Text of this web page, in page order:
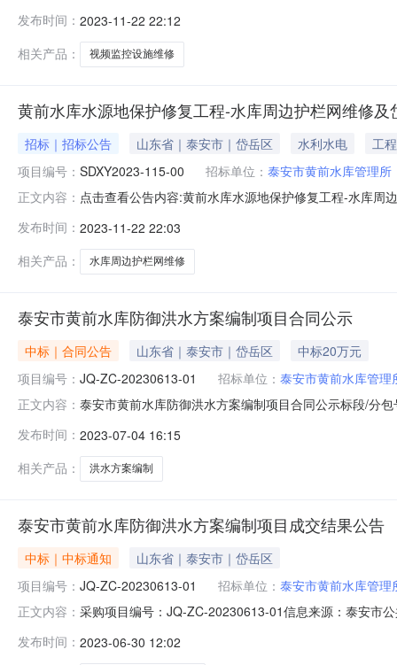
其他资金15万元，招标人为泰安市黄前水库管理所。本
称：黄前水库
发布时间： 2023-11-22 22:12
相关产品：
视频监控设施维修
黄前水库水源地保护修复工程-水库周边护栏网维修
招标｜招标公告 山东省｜泰安市｜岱岳区 水利水电
工程
项目编号： SDXY2023-115-00 招标单位： 泰安市黄前水库管理所
正文内容： 点击查看公告内容:黄前水库水源地保护修复工程-水库周
道防护栏安装已由项目审批/核准/备案机关批准，项目资
目概况和招标范
发布时间： 2023-11-22 22:03
相关产品：
水库周边护栏网维修
泰安市黄前水库防御洪水方案编制项目合同公示
中标｜合同公告 山东省｜泰安市｜岱岳区
中标20万元
项目编号： JQ-ZC-20230613-01 招标单位： 泰安市黄前水库管理
正文内容： 泰安市黄前水库防御洪水方案编制项目合同公示标段/分
式:竞争性磋商甲方（采购人）:泰安市黄前水库管理所乙
发布时间： 2023-07-04 16:15
相关产品：
洪水方案编制
泰安市黄前水库防御洪水方案编制项目成交结果公告
中标｜中标通知
山东省｜泰安市｜岱岳区
项目编号： JQ-ZC-20230613-01 招标单位： 泰安市黄前水库管理
正文内容： 采购项目编号：JQ-ZC-20230613-01信息来源：泰安市
防御洪水方案编制项目三、中标（成交）信息供应商名
发布时间： 2023-06-30 12:02